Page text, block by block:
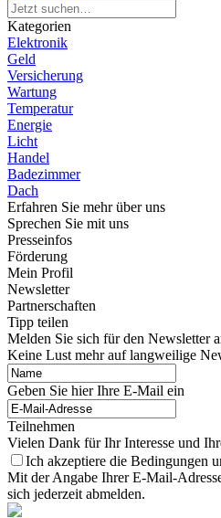
Kategorien
Elektronik
Geld
Versicherung
Wartung
Temperatur
Energie
Licht
Handel
Badezimmer
Dach
Erfahren Sie mehr über uns
Sprechen Sie mit uns
Presseinfos
Förderung
Mein Profil
Newsletter
Partnerschaften
Tipp teilen
Melden Sie sich für den Newsletter
Keine Lust mehr auf langweilige
Geben Sie hier Ihre E-Mail ein
Teilnehmen
Vielen Dank für Ihr Interesse und
Ich akzeptiere die Bedingungen
Mit der Angabe Ihrer E-Mail-
sich jederzeit abmelden.